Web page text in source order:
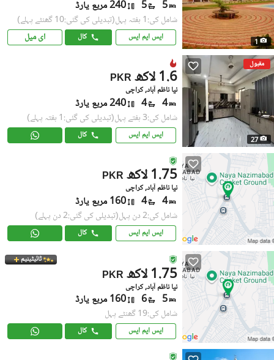
1
5
5 240 مربع یارڈ
شامل کی:1 ہفتہ پہل (تبدیلی کی گئی:10 گھنٹے پہلے)
ایس ایم ایس کال ای میل
مقبول
27
PKR 1.6 لاکھ
نیا ناظم آباد, کراچی
4
4 240 مربع یارڈ
شامل کی:3 ہفتے پہل (تبدیلی کی گئی:1 ہفتہ پہلے)
ایس ایم ایس کال
PKR 1.75 لاکھ
نیا ناظم آباد, کراچی
4
4 160 مربع یارڈ
شامل کی:2 دن پہل (تبدیلی کی گئی:2 دن پہلے)
ایس ایم ایس کال
ٹائیٹینیم
PKR 1.75 لاکھ
نیا ناظم آباد, کراچی
5
6 160 مربع یارڈ
شامل کی:19 گھنٹے پہل
ایس ایم ایس کال